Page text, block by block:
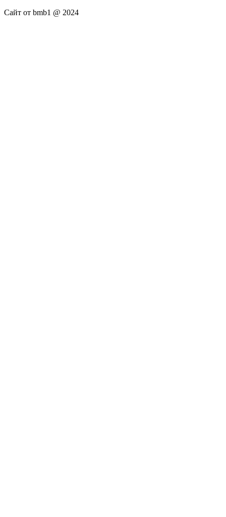
Сайт от bmb1 @ 2024